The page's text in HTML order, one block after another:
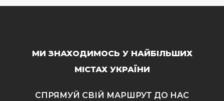
МИ ЗНАХОДИМОСЬ У НАЙБІЛЬШИХ
МІСТАХ УКРАЇНИ
СПРЯМУЙ СВІЙ МАРШРУТ ДО НАС